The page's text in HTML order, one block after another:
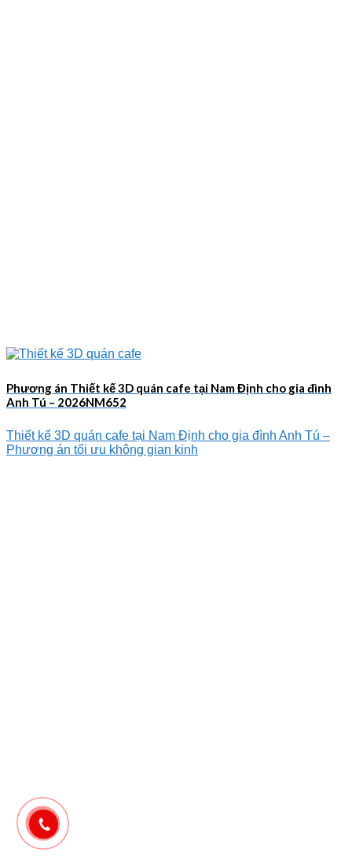
Phương án Thiết kế 3D quán cafe tại Nam Định cho gia đình
Anh Tú – 2026NM652
Thiết kế 3D quán cafe tại Nam Định cho gia đình Anh Tú –
Phương án tối ưu không gian kinh